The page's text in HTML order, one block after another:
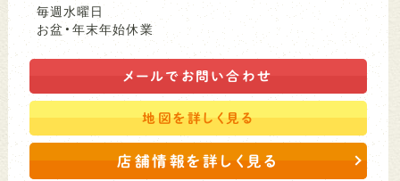
毎週水曜日
お盆・年末年始休業
メールで お問い合わせ
地図を詳しく見る
店舗情報を詳しく見る